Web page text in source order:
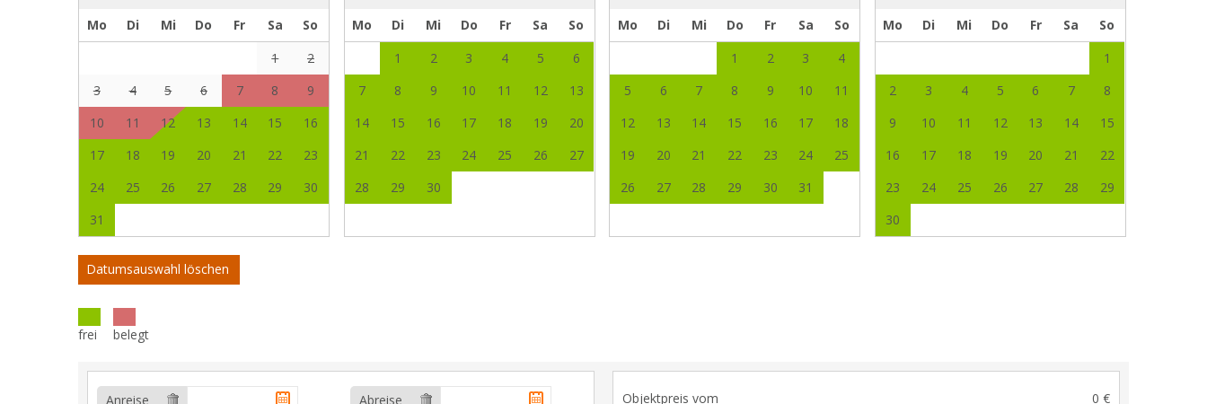
Mo
Di Mi Do Fr Sa
So
1
2
3
4 5 6 7 8
9
10
11 12 13 14 15
16
17
18 19 20 21 22
23
24
25 26 27 28 29
30
31
Mo
Di Mi Do Fr Sa
So
1
2 3 4 5
6
7
8 9 10 11 12
13
14
15 16 17 18 19
20
21
22 23 24 25 26
27
28
29 30
Mo
Di Mi Do Fr Sa
So
1
2 3
4
5
6 7 8 9 10
11
12
13 14 15 16 17
18
19
20 21 22 23 24
25
26
27 28 29 30 31
Mo
Di Mi Do Fr Sa
So
1
2
3 4 5 6 7
8
9
10 11 12 13 14
15
16
17 18 19 20 21
22
23
24 25 26 27 28
29
30
Datumsauswahl löschen
frei belegt
Anreise Abreise Objektpreis vom 0 €